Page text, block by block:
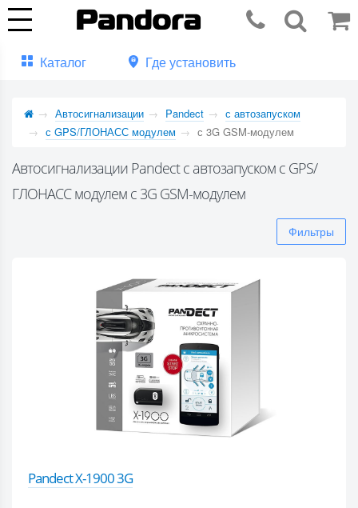
Каталог Где установить
Автосигнализации Pandect
с автозапуском
с GPS/ГЛОНАСС модулем
с 3G GSM-модулем
Автосигнализации Pandect с автозапуском с GPS/
ГЛОНАСС модулем с 3G GSM-модулем
Фильтры
Pandect X-1900 3G